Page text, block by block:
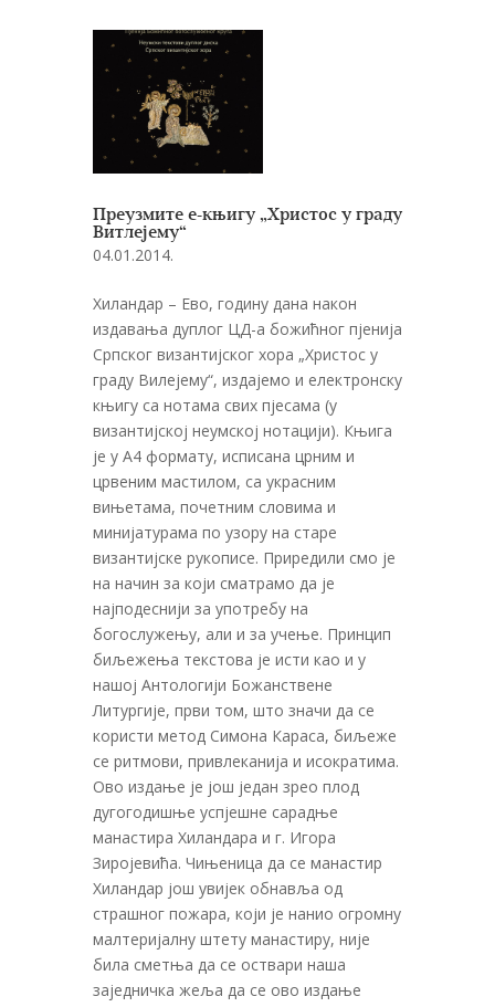
Преузмите е-књигу „Христос у граду
Витлејему“
04.01.2014.
Хиландар – Ево, годину дана након
издавања дуплог ЦД-а божићног пјенија
Српског византијског хора „Христос у
граду Вилејему“, издајемо и електронску
књигу са нотама свих пјесама (у
византијској неумској нотацији). Књига
је у А4 формату, исписана црним и
црвеним мастилом, са украсним
вињетама, почетним словима и
минијатурама по узору на старе
византијске рукописе. Приредили смо је
на начин за који сматрамо да је
најподеснији за употребу на
богослужењу, али и за учење. Принцип
биљежења текстова је исти као и у
нашој Антологији Божанствене
Литургије, први том, што значи да се
користи метод Симона Караса, биљеже
се ритмови, привлеканија и исократима.
Ово издање је још један зрео плод
дугогодишње успјешне сарадње
манастира Хиландара и г. Игора
Зиројевића. Чињеница да се манастир
Хиландар још увијек обнавља од
страшног пожара, који је нанио огромну
малтеријалну штету манастиру, није
била сметња да се оствари наша
заједничка жеља да се ово издање